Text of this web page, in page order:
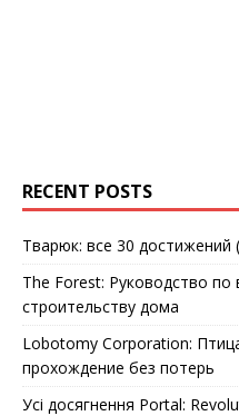
RECENT POSTS
Тварюк: все 30 достижений
The Forest: Руководство
строительству дома
Lobotomy Corporation:
прохождение без потерь
Усі досягнення Portal: